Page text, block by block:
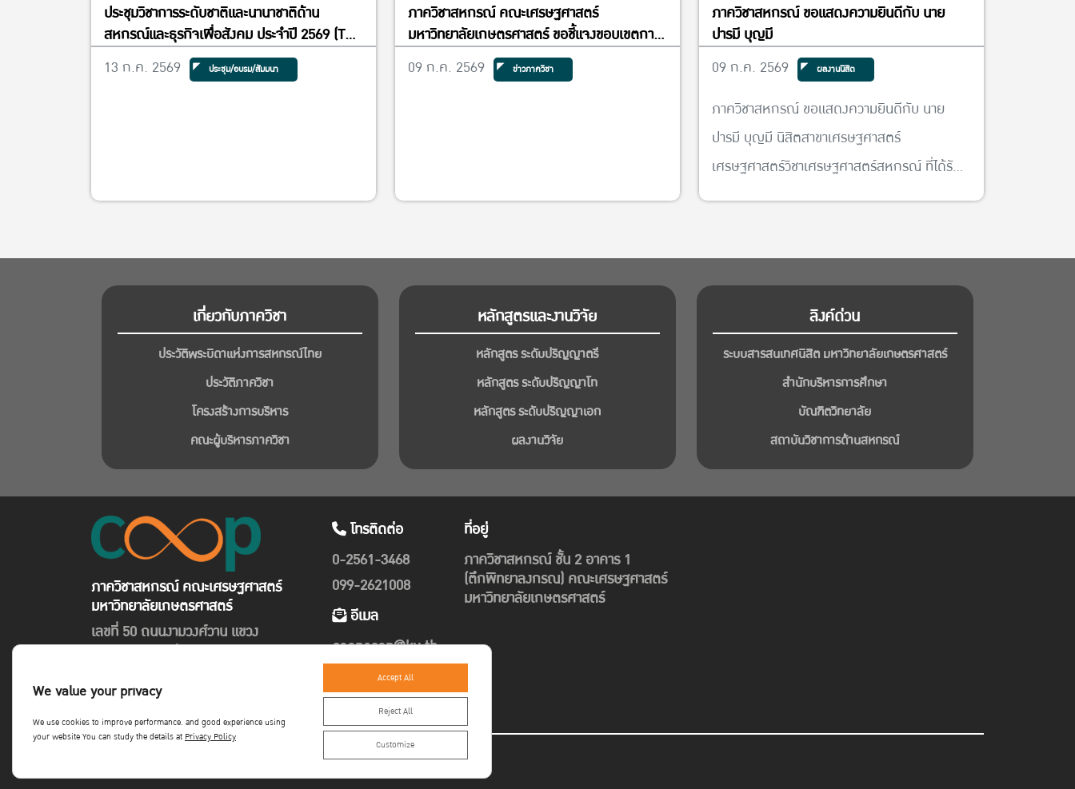
ประชุมวิชาการระดับชาติและนานาชาติด้าน
สหกรณ์และธุรกิจเพื่อสังคม ประจำปี 2569 (The
National and International Conference on
Cooperatives and Social Enterprises
มหาวิทยาลัยเกษตรศาสตร์
13 ก.ค. 2569 ประชุม/อบรม/สัมมนา
ภาควิชาสหกรณ์ คณะเศรษฐศาสตร์
มหาวิทยาลัยเกษตรศาสตร์ ขอชี้แจงขอบเขตการ
ดำเนินงานทางวิชาการของภาควิชาสหกรณ์
09 ก.ค. 2569 ข่าวภาควิชา
ภาควิชาสหกรณ์ ขอแสดงความยินดีกับ นาย
ปารมี บุญมี
09 ก.ค. 2569
ผลงานนิสิต
ภาควิชาสหกรณ์ ขอแสดงความยินดีกับ นาย
ปารมี บุญมี นิสิตสาขาเศรษฐศาสตร์
เศรษฐศาสตร์วิชาเศรษฐศาสตร์สหกรณ์ ที่ได้รับ
รางวัลชมเชย รางวัลนักศึกษาพระราชทาน ระดับ
นักศึกษาพิการ
เกี่ยวกับภาควิชา
ประวัติพระบิดาแห่งการสหกรณ์ไทย
ประวัติภาควิชา
โครงสร้างการบริหาร
คณะผู้บริหารภาควิชา
หลักสูตรและงานวิจัย
หลักสูตร ระดับปริญญาตรี
หลักสูตร ระดับปริญญาโท
หลักสูตร ระดับปริญญาเอก
ผลงานวิจัย
ลิงค์ด่วน
ระบบสารสนเทศนิสิต มหาวิทยาลัยเกษตรศาสตร์
สำนักบริหารการศึกษา
บัณฑิตวิทยาลัย
สถาบันวิชาการด้านสหกรณ์
ภาควิชาสหกรณ์ คณะเศรษฐศาสตร์
มหาวิทยาลัยเกษตรศาสตร์
เลขที่ 50 ถนนงามวงศ์วาน แขวง
ลาดยาว เขตจตุจักร กรุงเทพฯ 10900
โทรติดต่อ
0-2561-3468
099-2621008
อีเมล
coopecon@ku.th
ที่อยู่
ภาควิชาสหกรณ์ ชั้น 2 อาคาร 1
(ตึกพิทยาลงกรณ) คณะเศรษฐศาสตร์
มหาวิทยาลัยเกษตรศาสตร์
We value your privacy
We use cookies to improve performance. and good experience using
your website You can study the details at Privacy Policy
Accept All
Reject All
Customize